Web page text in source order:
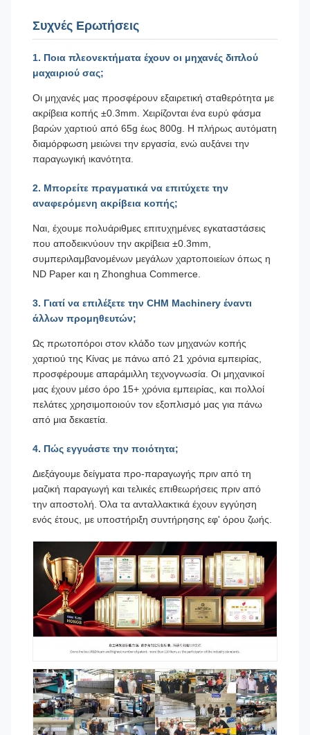
Συχνές Ερωτήσεις
1. Ποια πλεονεκτήματα έχουν οι μηχανές διπλού
μαχαιριού σας;
Οι μηχανές μας προσφέρουν εξαιρετική σταθερότητα με
ακρίβεια κοπής ±0.3mm. Χειρίζονται ένα ευρύ φάσμα
βαρών χαρτιού από 65g έως 800g. Η πλήρως αυτόματη
διαμόρφωση μειώνει την εργασία, ενώ αυξάνει την
παραγωγική ικανότητα.
2. Μπορείτε πραγματικά να επιτύχετε την
αναφερόμενη ακρίβεια κοπής;
Ναι, έχουμε πολυάριθμες επιτυχημένες εγκαταστάσεις
που αποδεικνύουν την ακρίβεια ±0.3mm,
συμπεριλαμβανομένων μεγάλων χαρτοποιείων όπως η
ND Paper και η Zhonghua Commerce.
3. Γιατί να επιλέξετε την CHM Machinery έναντι
άλλων προμηθευτών;
Ως πρωτοπόροι στον κλάδο των μηχανών κοπής
χαρτιού της Κίνας με πάνω από 21 χρόνια εμπειρίας,
προσφέρουμε απαράμιλλη τεχνογνωσία. Οι μηχανικοί
μας έχουν μέσο όρο 15+ χρόνια εμπειρίας, και πολλοί
πελάτες χρησιμοποιούν τον εξοπλισμό μας για πάνω
από μια δεκαετία.
4. Πώς εγγυάστε την ποιότητα;
Διεξάγουμε δείγματα προ-παραγωγής πριν από τη
μαζική παραγωγή και τελικές επιθεωρήσεις πριν από
την αποστολή. Όλα τα ανταλλακτικά έχουν εγγύηση
ενός έτους, με υποστήριξη συντήρησης εφ' όρου ζωής.